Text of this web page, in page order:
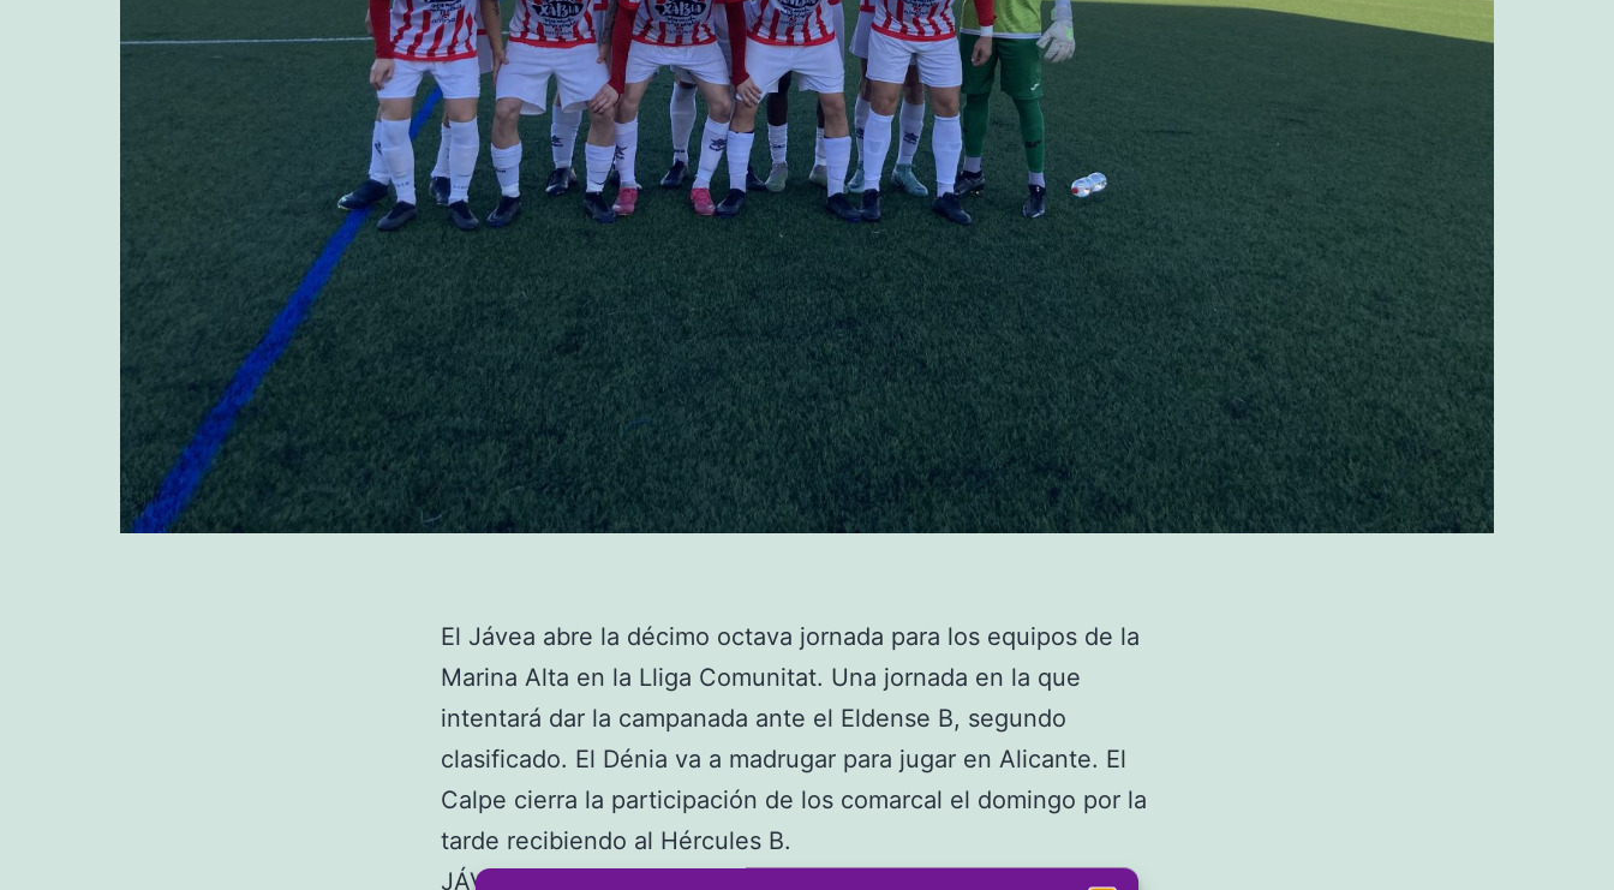
El Jávea abre la décimo octava jornada para los equipos de la
Marina Alta en la Lliga Comunitat. Una jornada en la que
intentará dar la campanada ante el Eldense B, segundo
clasificado. El Dénia va a madrugar para jugar en Alicante. El
Calpe cierra la participación de los comarcal el domingo por la
tarde recibiendo al Hércules B.
JÁVEA-ELDENSE B